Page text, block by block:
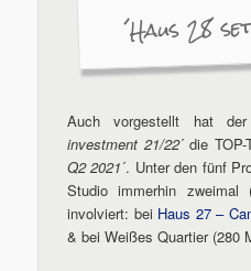
´Haus 28
Auch vorgestellt hat
investment 21/22´ die TOP-
Q2 2021´. Unter den fünf
Studio immerhin zweimal
involviert: bei Haus 27 –
& bei Weißes Quartier (280